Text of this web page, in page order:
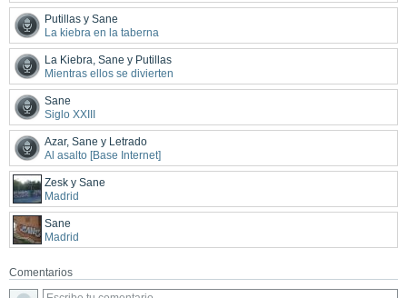
Putillas y Sane
La kiebra en la taberna
La Kiebra, Sane y Putillas
Mientras ellos se divierten
Sane
Siglo XXIII
Azar, Sane y Letrado
Al asalto [Base Internet]
Zesk y Sane
Madrid
Sane
Madrid
Comentarios